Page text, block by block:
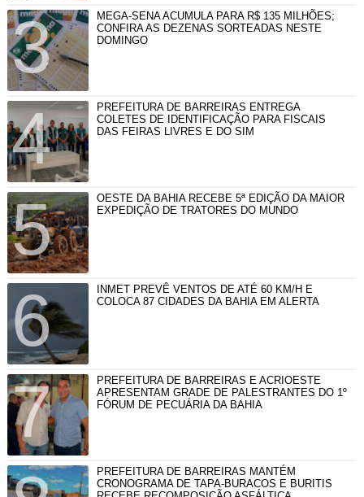
MEGA-SENA ACUMULA PARA R$ 135 MILHÕES;
CONFIRA AS DEZENAS SORTEADAS NESTE
DOMINGO
PREFEITURA DE BARREIRAS ENTREGA
COLETES DE IDENTIFICAÇÃO PARA FISCAIS
DAS FEIRAS LIVRES E DO SIM
OESTE DA BAHIA RECEBE 5ª EDIÇÃO DA MAIOR
EXPEDIÇÃO DE TRATORES DO MUNDO
INMET PREVÊ VENTOS DE ATÉ 60 KM/H E
COLOCA 87 CIDADES DA BAHIA EM ALERTA
PREFEITURA DE BARREIRAS E ACRIOESTE
APRESENTAM GRADE DE PALESTRANTES DO 1º
FÓRUM DE PECUÁRIA DA BAHIA
PREFEITURA DE BARREIRAS MANTÉM
CRONOGRAMA DE TAPA-BURACOS E BURITIS